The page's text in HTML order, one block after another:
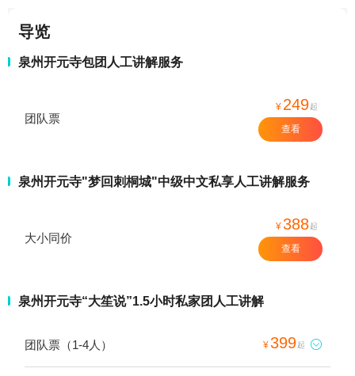
导览
泉州开元寺包团人工讲解服务
团队票
¥ 249起
查看
泉州开元寺"梦回刺桐城"中级中文私享人工讲解服务
大小同价
¥388起
查看
泉州开元寺“大笙说”1.5小时私家团人工讲解
团队票（1-4人） ¥399起 